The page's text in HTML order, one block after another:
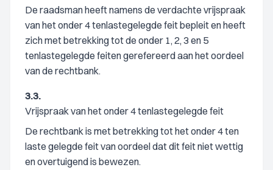
De raadsman heeft namens de verdachte vrijspraak
van het onder 4 tenlastegelegde feit bepleit en heeft
zich met betrekking tot de onder 1, 2, 3 en 5
tenlastegelegde feiten gerefereerd aan het oordeel
van de rechtbank.
3.3.
Vrijspraak van het onder 4 tenlastegelegde feit
De rechtbank is met betrekking tot het onder 4 ten
laste gelegde feit van oordeel dat dit feit niet wettig
en overtuigend is bewezen.